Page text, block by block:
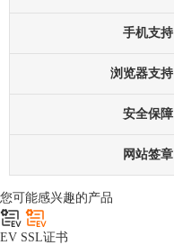
手机支持
浏览器支持
安全保障
网站签章
您可能感兴趣的产品
EV SSL证书